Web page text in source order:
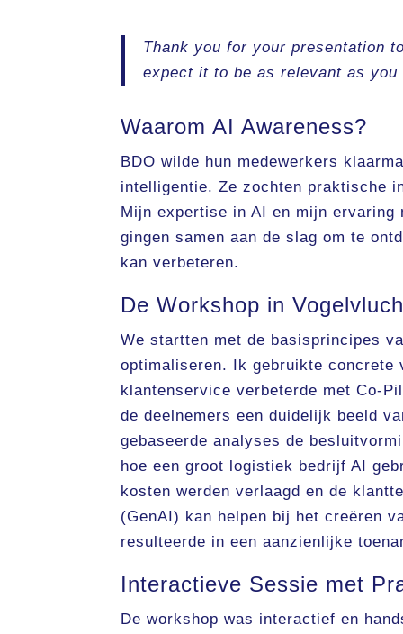
Thank you for your presentation
expect it to be as relevant as you
Waarom AI Awareness?
BDO wilde hun medewerkers
intelligentie. Ze zochten praktische
Mijn expertise in AI en mijn
gingen samen aan de slag om te
kan verbeteren.
De Workshop in
We startten met de basisprincipes
optimaliseren. Ik gebruikte concrete
klantenservice verbeterde met Co-
de deelnemers een duidelijk beeld
gebaseerde analyses de
hoe een groot logistiek bedrijf AI
kosten werden verlaagd en de
(GenAI) kan helpen bij het creëren
resulteerde in een aanzienlijke
Interactieve Sessie met
De workshop was interactief en